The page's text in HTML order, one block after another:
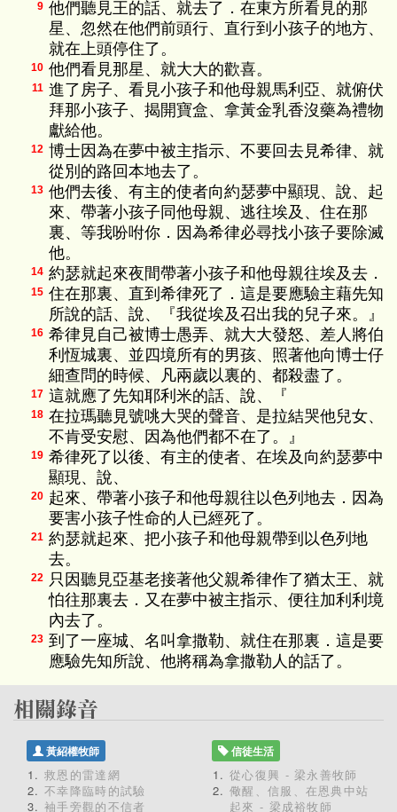
9 他們聽見王的話、就去了．在東方所看見的那
星、忽然在他們前頭行、直行到小孩子的地方、
就在上頭停住了。
10 他們看見那星、就大大的歡喜。
11 進了房子、看見小孩子和他母親馬利亞、就俯伏
拜那小孩子、揭開寶盒、拿黃金乳香沒藥為禮物
獻給他。
12 博士因為在夢中被主指示、不要回去見希律、就
從別的路回本地去了。
13 他們去後、有主的使者向約瑟夢中顯現、說、起
來、帶著小孩子同他母親、逃往埃及、住在那
裏、等我吩咐你．因為希律必尋找小孩子要除滅
他。
14 約瑟就起來夜間帶著小孩子和他母親往埃及去．
15 住在那裏、直到希律死了．這是要應驗主藉先知
所說的話、說、『我從埃及召出我的兒子來。』
16 希律見自己被博士愚弄、就大大發怒、差人將伯
利恆城裏、並四境所有的男孩、照著他向博士仔
細查問的時候、凡兩歲以裏的、都殺盡了。
17 這就應了先知耶利米的話、說、『
18 在拉瑪聽見號咷大哭的聲音、是拉結哭他兒女、
不肯受安慰、因為他們都不在了。』
19 希律死了以後、有主的使者、在埃及向約瑟夢中
顯現、說、
20 起來、帶著小孩子和他母親往以色列地去．因為
要害小孩子性命的人已經死了。
21 約瑟就起來、把小孩子和他母親帶到以色列地
去。
22 只因聽見亞基老接著他父親希律作了猶太王、就
怕往那裏去．又在夢中被主指示、便往加利利境
內去了。
23 到了一座城、名叫拿撒勒、就住在那裏．這是要
應驗先知所說、他將稱為拿撒勒人的話了。
黃紹權牧師
救恩的雷達網
不幸降臨時的試驗
袖手旁觀的不信者
信徒生活
從心復興 - 梁永善牧師
儆醒、信服、在恩典中站
起來 - 梁成裕牧師